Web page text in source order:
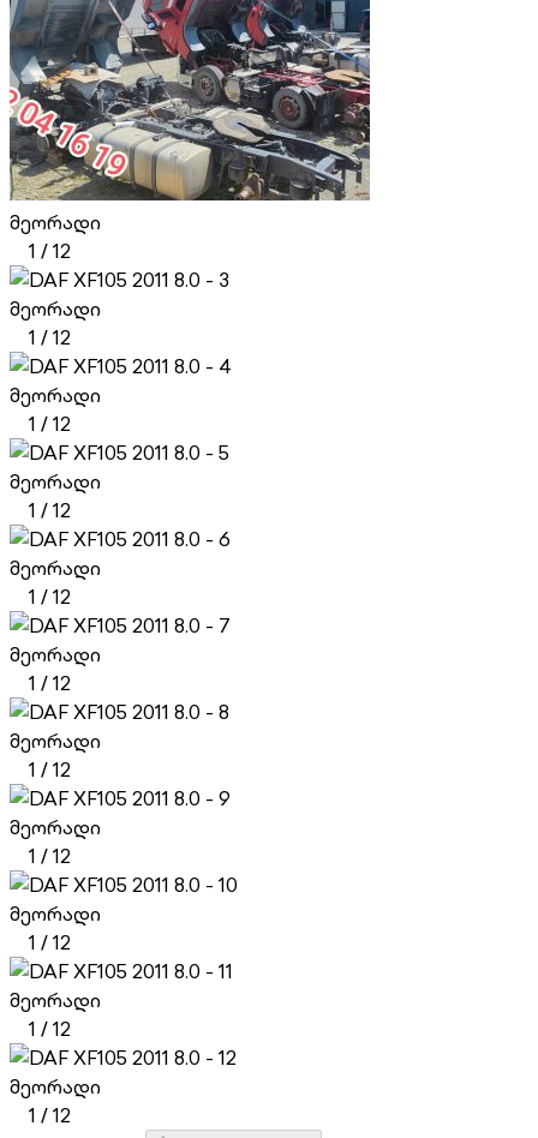
მეორადი
1 /12
მეორადი
1 /12
მეორადი
1 /12
მეორადი
1 /12
მეორადი
1 /12
მეორადი
1 /12
მეორადი
1 /12
მეორადი
1 /12
მეორადი
1 /12
მეორადი
1 /12
მეორადი
1 /12